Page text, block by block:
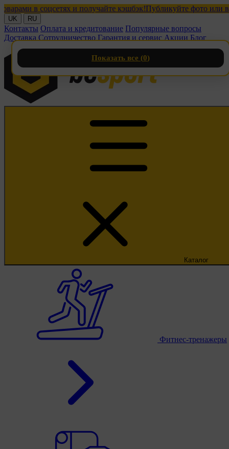
в соцсетях и получайте кэшбэк!Публикуйте фото или
UK RU
Контакты Оплата и кредитование Популярные вопросы
Доставка Сотрудничество Гарантия и сервис Акции Блог
Каталог
Фитнес-тренажеры
Показать все (0)